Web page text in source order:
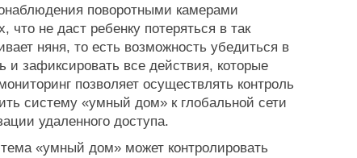
поворотными камерами
что не даст ребенку потеряться в так
няня, то есть возможность убедиться в
и зафиксировать все действия, которые
позволяет осуществлять контроль
систему «умный дом» к глобальной сети
удаленного доступа.
«умный дом» может контролировать